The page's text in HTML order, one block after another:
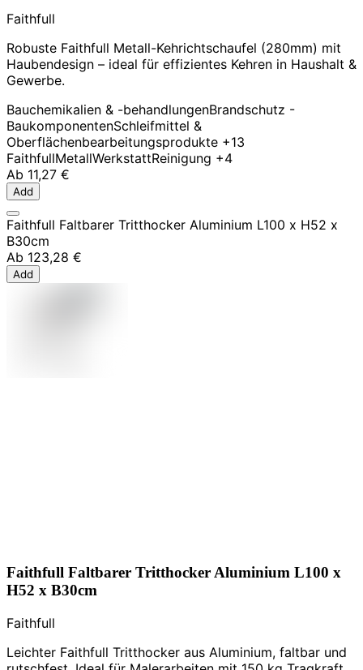
Faithfull
Robuste Faithfull Metall-Kehrichtschaufel (280mm) mit
Haubendesign – ideal für effizientes Kehren in Haushalt &
Gewerbe.
Bauchemikalien & -behandlungenBrandschutz -
BaukomponentenSchleifmittel &
Oberflächenbearbeitungsprodukte +13
FaithfullMetallWerkstattReinigung +4
Ab 11,27 €
Add
Faithfull Faltbarer Tritthocker Aluminium L100 x H52 x
B30cm
Ab 123,28 €
Add
Faithfull Faltbarer Tritthocker Aluminium L100 x
H52 x B30cm
Faithfull
Leichter Faithfull Tritthocker aus Aluminium, faltbar und